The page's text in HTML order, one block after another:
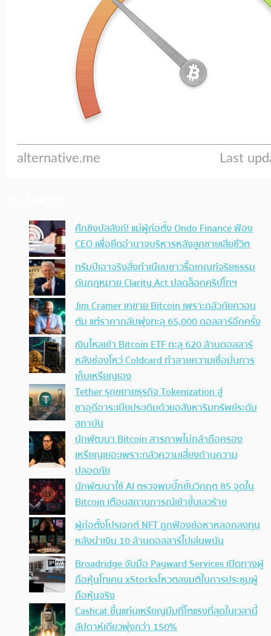
ศึกชิงบัลลังก์! แม่ผู้ก่อตั้ง Ondo Finance ฟ้อง
CEO เพื่อยึดอำนาจบริหารหลังลูกชายเสียชีวิต
ทรัมป์เอาจริง สั่งทำเนียบขาวรื้อเกณฑ์จริยธรรม
ดันกฎหมาย Clarity Act ปลดล็อกคริปโทฯ
Jim Cramer เทขาย Bitcoin เพราะกลัวภัยควอน
ตัม แต่ราคากลับพุ่งทะลุ 65,000 ดอลลาร์อีกครั้ง
เงินไหลเข้า Bitcoin ETF ทะลุ 620 ล้านดอลลาร์
หลังช่องโหว่ Coldcard ทำลายความเชื่อมั่นการ
เก็บเหรียญเอง
Tether รุกขยายธุรกิจ Tokenization สู่
ซาอุดีอาระเบียประเดิมด้วยอสังหาริมทรัพย์ระดับ
สถาบัน
นักพัฒนา Bitcoin สารภาพไม่กล้าถือครอง
เหรียญเยอะเพราะกลัวความเสี่ยงด้านความ
ปลอดภัย
นักพัฒนาใช้ AI ตรวจพบบั๊กขั้นวิกฤต 85 จุดใน
Bitcoin เตือนสถานการณ์เข้าขั้นเลวร้าย
ผู้ก่อตั้งโปรเจกต์ NFT ถูกฟ้องข้อหาหลอกลงทุน
หลังนำเงิน 10 ล้านดอลลาร์ไปเล่นพนัน
Broadridge จับมือ Payward Services เปิดทางผู้
ถือหุ้นโทเคน xStocksโหวตลงมติในการประชุมผู้
ถือหุ้นจริง
Cashcat ขึ้นแท่นเหรียญมีมที่โตแรงที่สุดในเวลานี้
สัปดาห์เดียวพุ่งกว่า 150%